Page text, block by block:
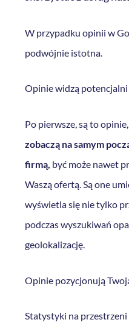
W przypadku opinii w
podwójnie istotna.
Opinie widzą
Po pierwsze, są to
zobaczą na samym
firmą, być może nawet
Waszą ofertą. Są one
wyświetla się nie tylko
podczas wyszukiwań
geolokalizację.
Opinie pozycjonują
Statystyki na